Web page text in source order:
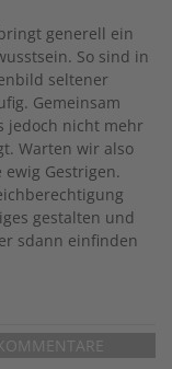
generell ein
So sind in
seltener
Gemeinsam
jedoch nicht mehr
Warten wir also
Gestrigen.
gestalten und
sdann einfinden